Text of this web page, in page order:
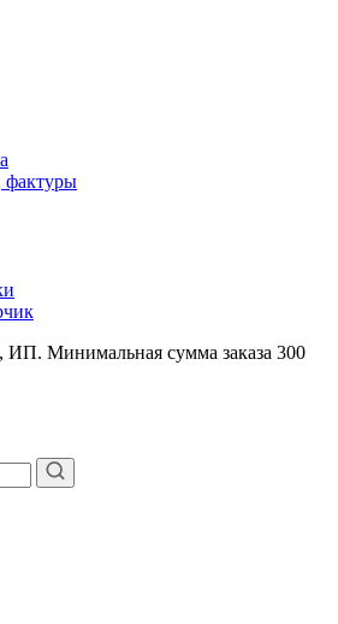
фактуры
ИП. Минимальная сумма заказа 300